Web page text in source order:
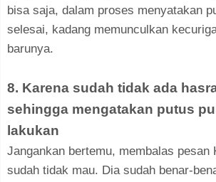
bisa saja, dalam proses menyatakan
selesai, kadang memunculkan
barunya.
8. Karena sudah tidak ada
sehingga mengatakan putus
lakukan
Jangankan bertemu, membalas pesan
sudah tidak mau. Dia sudah benar-